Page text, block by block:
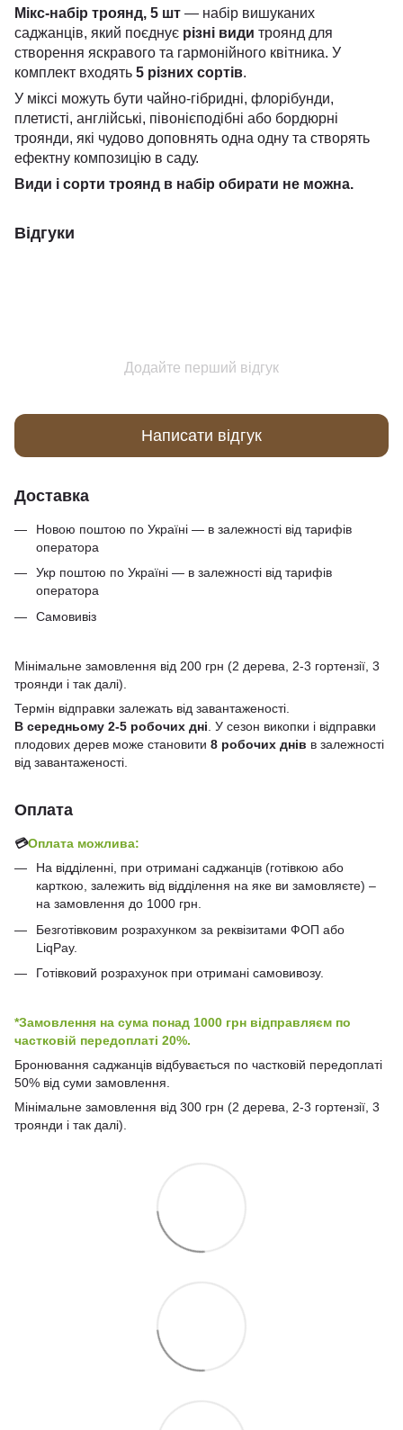
Мікс-набір троянд, 5 шт — набір вишуканих
саджанців, який поєднує різні види троянд для
створення яскравого та гармонійного квітника. У
комплект входять 5 різних сортів.
У міксі можуть бути чайно-гібридні, флорібунди,
плетисті, англійські, півонієподібні або бордюрні
троянди, які чудово доповнять одна одну та створять
ефектну композицію в саду.
Види і сорти троянд в набір обирати не можна.
Відгуки
Додайте перший відгук
Написати відгук
Доставка
Новою поштою по Україні — в залежності від тарифів
оператора
Укр поштою по Україні — в залежності від тарифів
оператора
Самовивіз
Мінімальне замовлення від 200 грн (2 дерева, 2-3 гортензії, 3
троянди і так далі).
Термін відправки залежать від завантаженості.
В середньому 2-5 робочих дні . У сезон викопки і відправки
плодових дерев може становити 8 робочих днів в залежності
від завантаженості.
Оплата
💳Оплата можлива:
На відділенні, при отримані саджанців (готівкою або
карткою, залежить від відділення на яке ви замовляєте) –
на замовлення до 1000 грн.
Безготівковим розрахунком за реквізитами ФОП або
LiqPay.
Готівковий розрахунок при отримані самовивозу.
*Замовлення на сума понад 1000 грн відправляєм по
частковій передоплаті 20%.
Бронювання саджанців відбувається по частковій передоплаті
50% від суми замовлення.
Мінімальне замовлення від 300 грн (2 дерева, 2-3 гортензії, 3
троянди і так далі).